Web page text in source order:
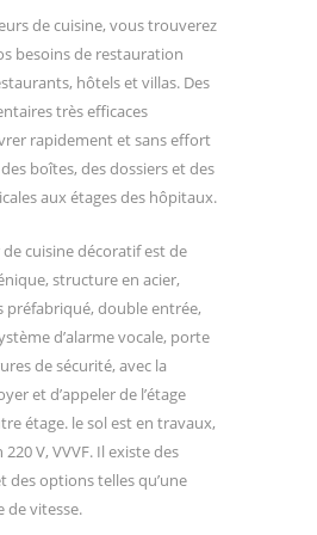
de cuisine, vous trouverez
besoins de restauration
hôtels et villas. Des
très efficaces
rapidement et sans effort
boîtes, des dossiers et des
aux étages des hôpitaux.
cuisine décoratif est de
structure en acier,
préfabriqué, double entrée,
d’alarme vocale, porte
de sécurité, avec la
et d’appeler de l’étage
étage. le sol est en travaux,
220 V, VVVF. Il existe des
des options telles qu’une
de vitesse.